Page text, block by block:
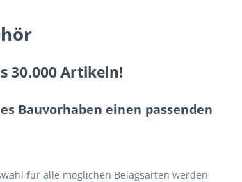
30.000 Artikeln!
Bauvorhaben einen passenden
für alle möglichen Belagsarten werden